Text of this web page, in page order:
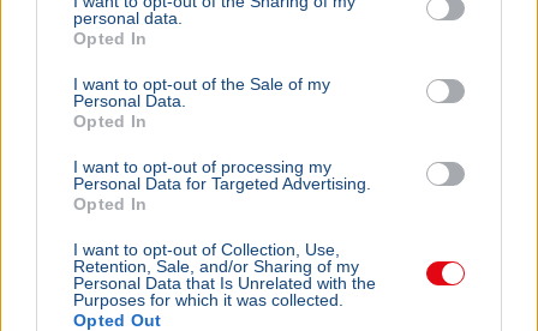
personal data.
Opted In
I want to opt-out of the Sale of my
Personal Data.
Opted In
I want to opt-out of processing my
Personal Data for Targeted Advertising.
Opted In
I want to opt-out of Collection, Use,
Retention, Sale, and/or Sharing of my
Personal Data that Is Unrelated with the
Purposes for which it was collected.
Opted Out
KULTÚRA 2026. augusztus 3.
Presser Gábor neve